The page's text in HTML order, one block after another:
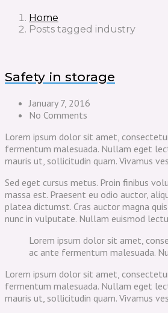
Home
Posts tagged industry
Safety in storage
January 7, 2016
No Comments
Lorem ipsum dolor sit amet,
fermentum malesuada. Nullam eget
mauris ut, sollicitudin quam. Vivamus
Sed eget cursus metus. Proin finibus
massa est. Praesent eu odio auctor,
platea dictumst. Cras auctor magna
nunc in vulputate. Nullam euismod
Lorem ipsum dolor sit amet,
ac ante fermentum malesuada.
Lorem ipsum dolor sit amet,
fermentum malesuada. Nullam eget
mauris ut, sollicitudin quam. Vivamus